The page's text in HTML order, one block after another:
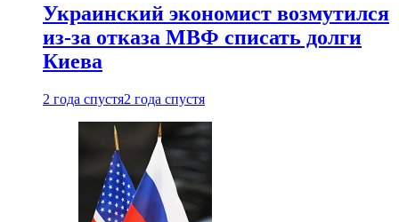
Украинский экономист возмутился
из-за отказа МВФ списать долги
Киева
2 года спустя2 года спустя